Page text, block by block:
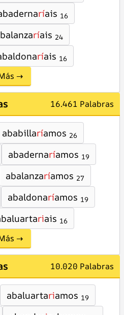
ríais 16
ríais 24
ríais 16
→
16.461 Palabras
ababillaríamos 26
abadernaríamos 19
abalanzaríamos 27
abaldonaríamos 19
riais 16
→
10.020 Palabras
abaluartariamos 19